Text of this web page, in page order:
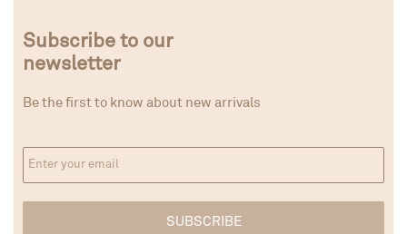
Subscribe to our
newsletter
Be the first to know about new arrivals